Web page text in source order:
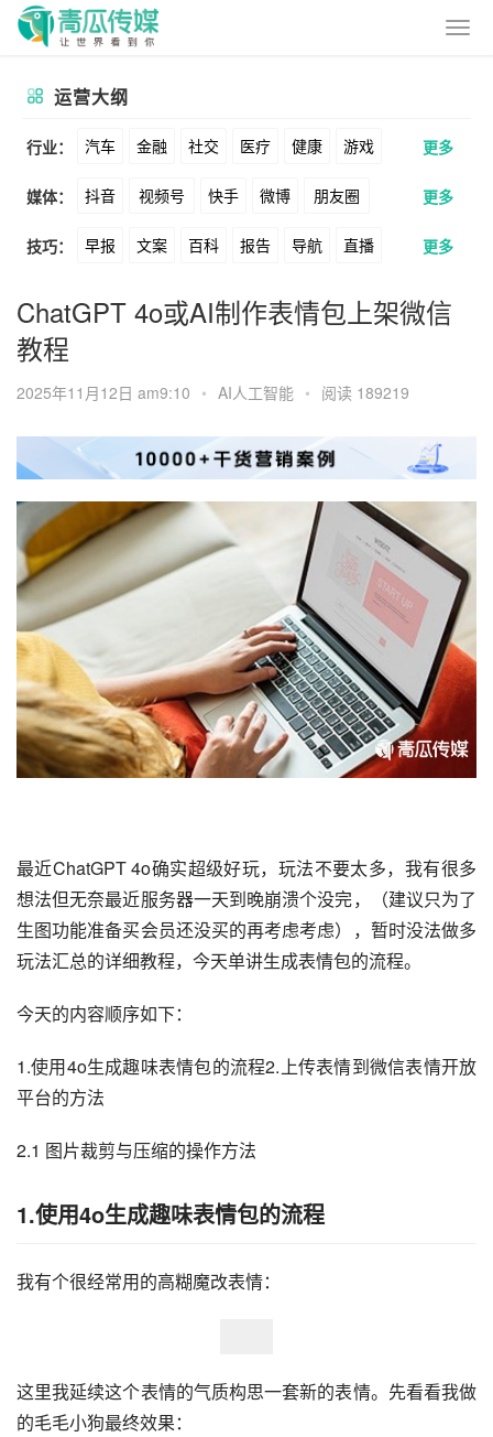
运营大纲
行业： 汽车 金融 社交 医疗 健康 游戏
动漫 美妆 美食 家装 教育 婚纱
酒旅 母婴 宠物 文娱 跨境 科技
广告 元宇宙 房地产
更多
媒体： 抖音 视频号 快手 微博 朋友圈
公众号 B站 小红书 头条 知乎
Soul 360 百度 搜狗 爱奇艺 美柚
Tiktok Yahoo Bing
更多
技巧： 早报 文案 百科 报告 导航 直播
卖货 话术 电商 私域 社群
数据 拉新 活动 用户 游戏 海外
元宇宙 跨境 青瓜通
更多
ChatGPT 4o或AI制作表情包上架微信
教程
2025年11月12日 am9:10 • AI人工智能 • 阅读 189219
最近ChatGPT 4o确实超级好玩，玩法不要太多，我有很多
想法但无奈最近服务器一天到晚崩溃个没完，（建议只为了
生图功能准备买会员还没买的再考虑考虑），暂时没法做多
玩法汇总的详细教程，今天单讲生成表情包的流程。
今天的内容顺序如下：
1.使用4o生成趣味表情包的流程2.上传表情到微信表情开放
平台的方法
2.1 图片裁剪与压缩的操作方法
1.使用4o生成趣味表情包的流程
我有个很经常用的高糊魔改表情：
这里我延续这个表情的气质构思一套新的表情。先看看我做
的毛毛小狗最终效果：